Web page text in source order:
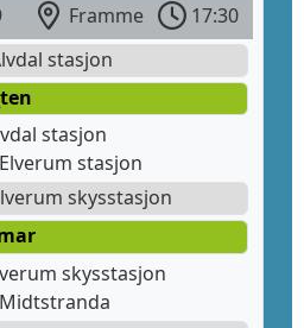
Framme
17:30
stasjon
stasjon
stasjon
skysstasjon
skysstasjon